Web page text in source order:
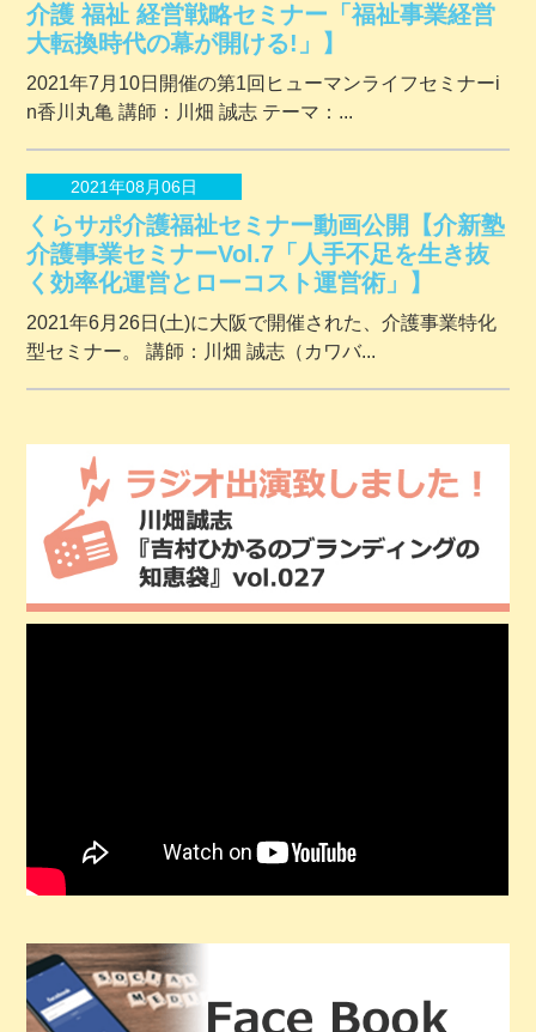
介護 福祉 経営戦略セミナー「福祉事業経営
大転換時代の幕が開ける!」】
2021年7月10日開催の第1回ヒューマンライフセミナーi
n香川丸亀 講師：川畑 誠志 テーマ：...
2021年08月06日
くらサポ介護福祉セミナー動画公開【介新塾
介護事業セミナーVol.7「人手不足を生き抜
く効率化運営とローコスト運営術」】
2021年6月26日(土)に大阪で開催された、介護事業特化
型セミナー。 講師：川畑 誠志（カワバ...